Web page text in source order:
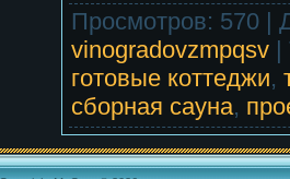
Просмотров: 570|
vinogradovzmpqsv |
готовые коттеджи,
сборная сауна,